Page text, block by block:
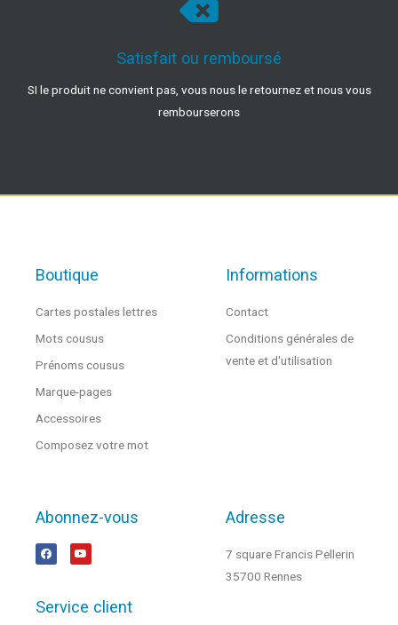
Satisfait ou remboursé
SI le produit ne convient pas, vous nous le retournez et nous vous
rembourserons
Boutique
Cartes postales lettres
Mots cousus
Prénoms cousus
Marque-pages
Accessoires
Composez votre mot
Informations
Contact
Conditions générales de
vente et d'utilisation
Abonnez-vous
Service client
Adresse
7 square Francis Pellerin
35700 Rennes